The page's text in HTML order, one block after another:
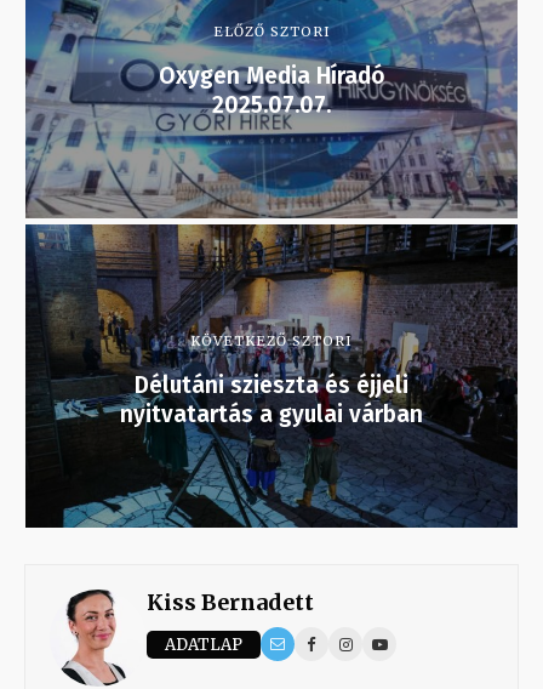
ELŐZŐ SZTORI
Oxygen Media Híradó
2025.07.07.
KÖVETKEZŐ SZTORI
Délutáni szieszta és éjjeli
nyitvatartás a gyulai várban
Kiss Bernadett
ADATLAP